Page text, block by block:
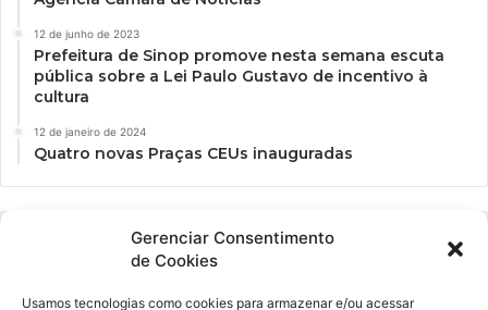
Gerenciar Consentimento
de Cookies
Usamos tecnologias como cookies para armazenar e/ou acessar
12 de junho de 2023
Prefeitura de Sinop promove nesta semana escuta
pública sobre a Lei Paulo Gustavo de incentivo à
cultura
12 de janeiro de 2024
Quatro novas Praças CEUs inauguradas